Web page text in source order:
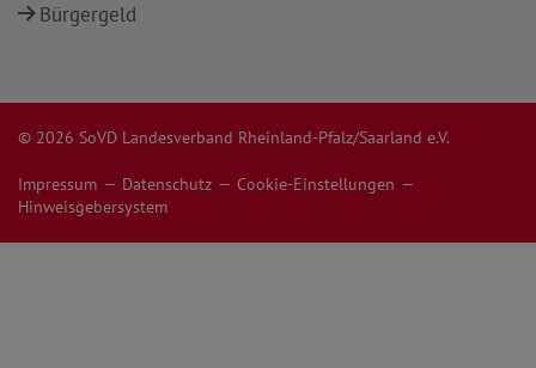
Bürgergeld
© 2026 SoVD Landesverband Rheinland-Pfalz/Saarland e.V.
Impressum Datenschutz
Cookie-Einstellungen
Hinweisgebersystem